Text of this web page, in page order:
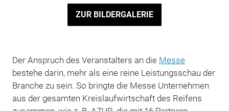
ZUR BILDERGALERIE
Der Anspruch des Veranstalters an die Messe
bestehe darin, mehr als eine reine Leistungsschau der
Branche zu sein. So bringte die Messe Unternehmen
aus der gesamten Kreislaufwirtschaft des Reifens